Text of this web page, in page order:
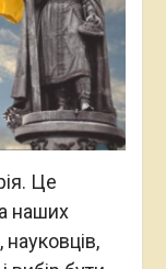
Це
наших